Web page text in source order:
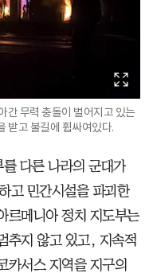
간 무력 충돌이 벌어지고 있는
받고 불길에 휩싸여있다.
다른 나라의 군대가
고 민간시설을 파괴한
르메니아 정치 지도부는
추지 않고 있고, 지속적
카서스 지역을 지구의